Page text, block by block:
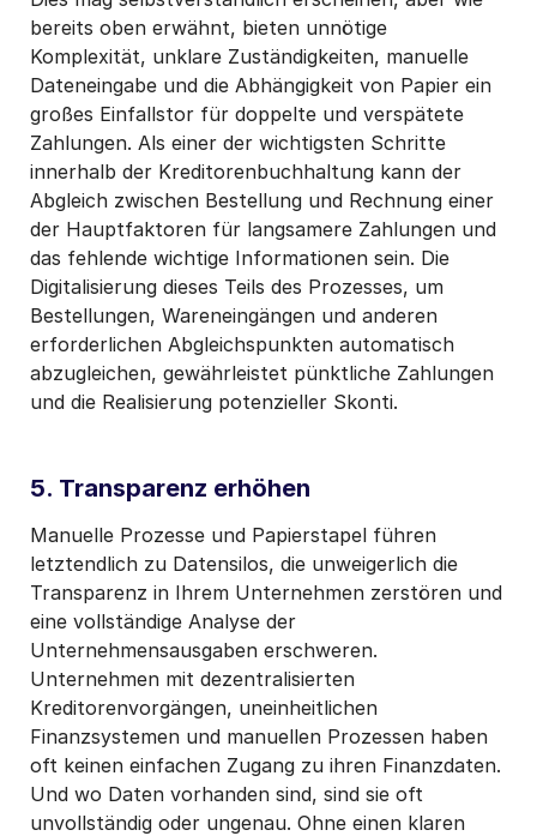
bereits oben erwähnt, bieten unnötige
Komplexität, unklare Zuständigkeiten, manuelle
Dateneingabe und die Abhängigkeit von Papier ein
großes Einfallstor für doppelte und verspätete
Zahlungen. Als einer der wichtigsten Schritte
innerhalb der Kreditorenbuchhaltung kann der
Abgleich zwischen Bestellung und Rechnung einer
der Hauptfaktoren für langsamere Zahlungen und
das fehlende wichtige Informationen sein. Die
Digitalisierung dieses Teils des Prozesses, um
Bestellungen, Wareneingängen und anderen
erforderlichen Abgleichspunkten automatisch
abzugleichen, gewährleistet pünktliche Zahlungen
und die Realisierung potenzieller Skonti.
5. Transparenz erhöhen
Manuelle Prozesse und Papierstapel führen
letztendlich zu Datensilos, die unweigerlich die
Transparenz in Ihrem Unternehmen zerstören und
eine vollständige Analyse der
Unternehmensausgaben erschweren.
Unternehmen mit dezentralisierten
Kreditorenvorgängen, uneinheitlichen
Finanzsystemen und manuellen Prozessen haben
oft keinen einfachen Zugang zu ihren Finanzdaten.
Und wo Daten vorhanden sind, sind sie oft
unvollständig oder ungenau. Ohne einen klaren